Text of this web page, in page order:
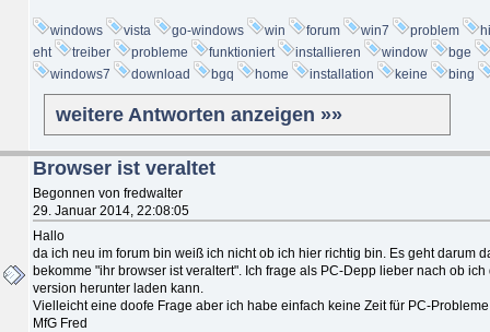
windows vista go-windows win forum win7 problem
eht
treiber probleme funktioniert installieren window
bge
windows7
download bgq home installation keine bing
weitere Antworten anzeigen »»
Browser ist veraltet
Begonnen von fredwalter
29. Januar 2014, 22:08:05
Hallo
da ich neu im forum bin weiß ich nicht ob ich hier richtig bin. Es geht darum
bekomme "ihr browser ist veraltert". Ich frage als PC-Depp lieber nach ob
version herunter laden kann.
Vielleicht eine doofe Frage aber ich habe einfach keine Zeit für PC-
MfG Fred